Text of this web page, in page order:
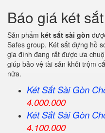
Báo giá két
Sản phẩm két sắt sài gòn
Safes group. Két sắt đựng hồ
gia đình đang rất được ưa
giúp bảo vệ tài sản khỏi trộm
nữa.
Két Sắt Sài Gòn
4.000.000
Két SắtSài Gòn
4.100.000